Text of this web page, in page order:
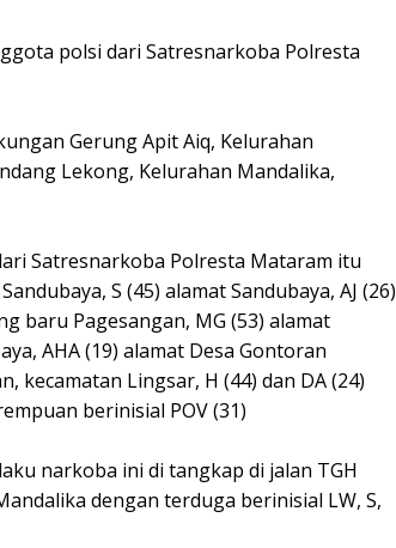
polsi dari Satresnarkoba Polresta
Gerung Apit Aiq, Kelurahan
Lekong, Kelurahan Mandalika,
Satresnarkoba Polresta Mataram itu
S (45) alamat Sandubaya, AJ (26)
baru Pagesangan, MG (53) alamat
AHA (19) alamat Desa Gontoran
kecamatan Lingsar, H (44) dan DA (24)
berinisial POV (31)
narkoba ini di tangkap di jalan TGH
dengan terduga berinisial LW, S,